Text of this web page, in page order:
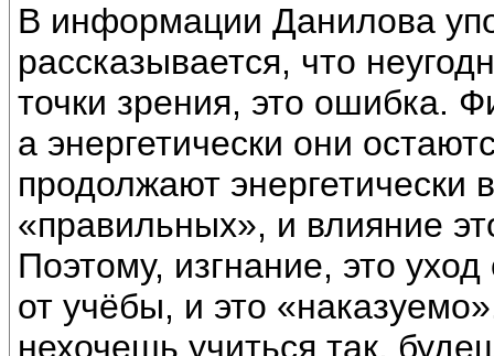
В информации Данилова
рассказывается, что
точки зрения, это ошибка.
а энергетически они
продолжают энергетически
«правильных», и влияние
Поэтому, изгнание, это
от учёбы, и это
нехочешь учиться так,